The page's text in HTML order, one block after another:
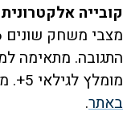
קובייה
התגובה. מתאימה
מומלץ לגילאי 5+. מחיר מומלץ: 99.90 שקלים. ניתן להשיג
באתר.